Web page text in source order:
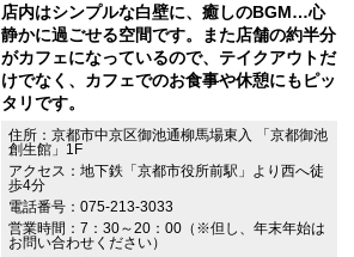
店内はシンプルな白壁に、癒しのBGM…心
静かに過ごせる空間です。また店舗の約半分
がカフェになっているので、テイクアウトだ
けでなく、カフェでのお食事や休憩にもピッ
タリです。
住所：京都市中京区御池通柳馬場東入 「京都御池
創生館」1F
アクセス：地下鉄「京都市役所前駅」より西へ徒
歩4分
電話番号：075-213-3033
営業時間：7：30～20：00（※但し、年末年始は
お問い合わせください）